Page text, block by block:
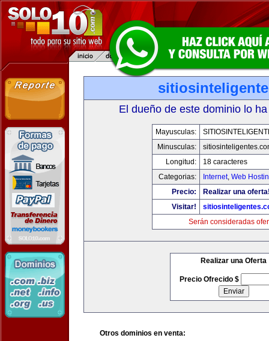
El dueño de este dominio lo
Mayusculas:
Minusculas:
Longitud:
18 caracteres
Categorias:
Internet, Web
Precio:
Realizar una
Visitar!
Serán consideradas
Realizar una Oferta
Precio Ofrecido $
Otros dominios en venta: